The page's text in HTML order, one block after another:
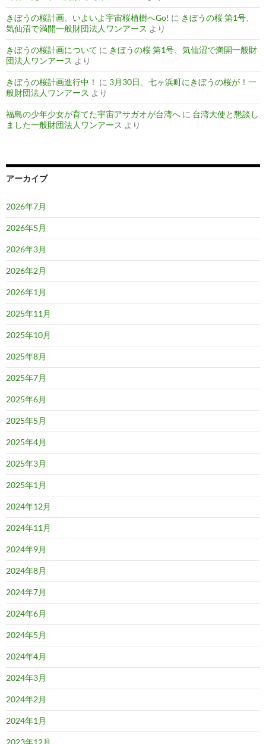
きぼうの桜計画、いよいよ宇宙桜植樹へGo! に きぼうの桜 第1号、
気仙沼で満開一般財団法人ワンアース より
きぼうの桜計画について に きぼうの桜 第1号、気仙沼で満開一般財
団法人ワンアース より
きぼうの桜計画進行中！ に 3月30日、七ヶ浜町にきぼうの桜が！一
般財団法人ワンアース より
福島の少年少女が育てた宇宙アサガオが台湾へ に 台湾大使と懇談し
ました一般財団法人ワンアース より
アーカイブ
2026年7月
2026年5月
2026年3月
2026年2月
2026年1月
2025年11月
2025年10月
2025年8月
2025年7月
2025年6月
2025年5月
2025年4月
2025年3月
2025年1月
2024年12月
2024年11月
2024年9月
2024年8月
2024年7月
2024年6月
2024年5月
2024年4月
2024年3月
2024年2月
2024年1月
2023年12月